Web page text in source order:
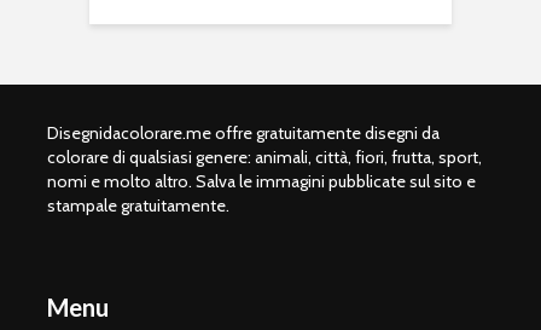
Disegnidacolorare.me offre gratuitamente disegni da
colorare di qualsiasi genere: animali, città, fiori, frutta, sport,
nomi e molto altro. Salva le immagini pubblicate sul sito e
stampale gratuitamente.
Menu